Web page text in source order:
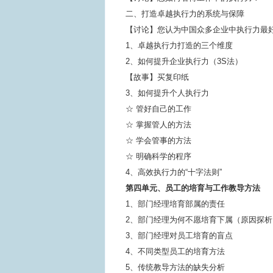
二、打造卓越执行力的系统与保障
【讨论】您认为中国众多企业中执行力最
1、卓越执行力打造的三个维度
2、如何提升企业执行力（3S法）
【故事】买复印纸
3、如何提升个人执行力
☆ 管好自己的工作
☆ 掌握管人的方法
☆ 学会管事的方法
☆ 明确科学的程序
4、高效执行力的“十字法则”
第四单元、员工的培育与工作教导方法
1、部门经理培育部属的责任
2、部门经理为何不愿培育下属（原因探析
3、部门经理对员工培育的盲点
4、不同类型员工的培育方法
5、传统教导方法的缺失分析